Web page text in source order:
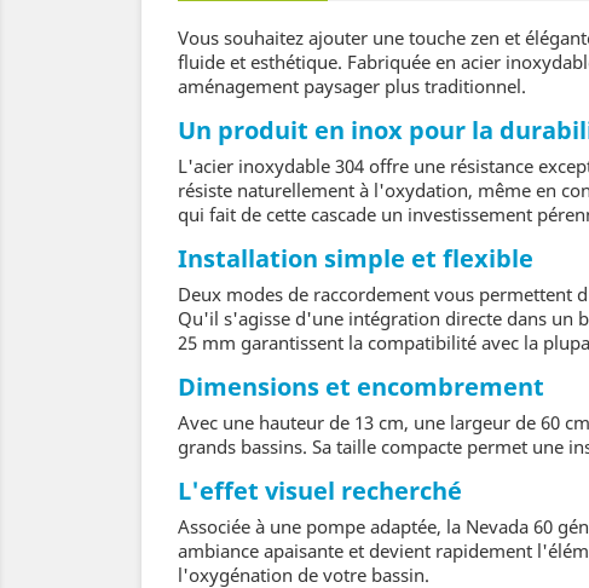
Vous souhaitez ajouter une touche zen et
fluide et esthétique. Fabriquée en acier
aménagement paysager plus traditionnel.
Un produit en inox pour la
L'acier inoxydable 304 offre une résistance
résiste naturellement à l'oxydation, même en
qui fait de cette cascade un investissement
Installation simple et flexible
Deux modes de raccordement vous permettent
Qu'il s'agisse d'une intégration directe dans un
25 mm garantissent la compatibilité avec la
Dimensions et encombrement
Avec une hauteur de 13 cm, une largeur de 60
grands bassins. Sa taille compacte permet une
L'effet visuel recherché
Associée à une pompe adaptée, la Nevada 60
ambiance apaisante et devient rapidement
l'oxygénation de votre bassin.